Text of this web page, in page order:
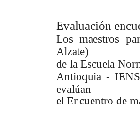
Evaluación
Los maestros
Alzate)
de la Escuela
Antioquia -
evalúan
el Encuentro de